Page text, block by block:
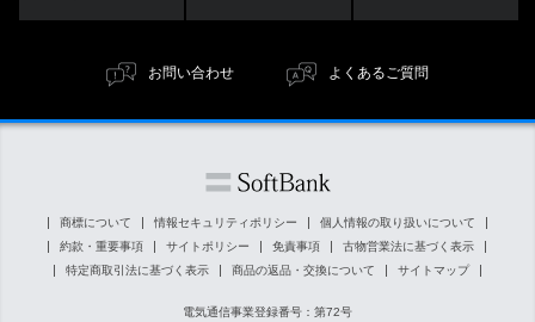
お問い合わせ よくあるご質問
商標について 情報セキュリティポリシー
個人情報の取り扱いについて
約款・重要事項
サイトポリシー 免責事項
古物営業法に基づく表示
特定商取引法に基づく表示
商品の返品・交換について サイトマップ
電気通信事業登録番号：第72号